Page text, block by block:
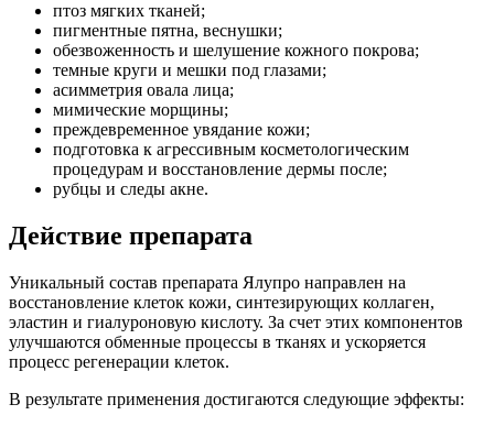
птоз мягких тканей;
пигментные пятна, веснушки;
обезвоженность и шелушение кожного покрова;
темные круги и мешки под глазами;
асимметрия овала лица;
мимические морщины;
преждевременное увядание кожи;
подготовка к агрессивным косметологическим
процедурам и восстановление дермы после;
рубцы и следы акне.
Действие препарата
Уникальный состав препарата Ялупро направлен на
восстановление клеток кожи, синтезирующих коллаген,
эластин и гиалуроновую кислоту. За счет этих компонентов
улучшаются обменные процессы в тканях и ускоряется
процесс регенерации клеток.
В результате применения достигаются следующие эффекты: